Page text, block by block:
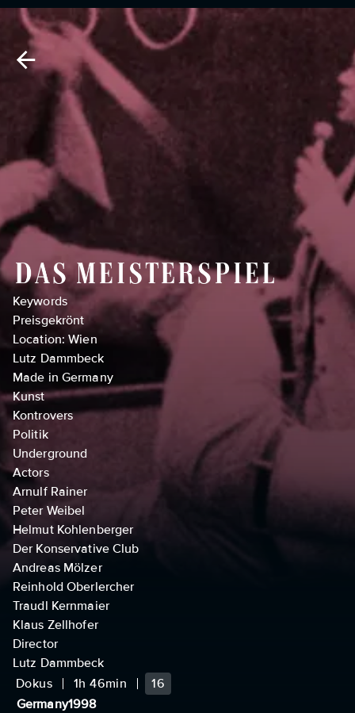
Keywords
Preisgekrönt
Location: Wien
Lutz Dammbeck
Made in Germany
Kunst
Kontrovers
Politik
Underground
Actors
Arnulf Rainer
Peter Weibel
Helmut Kohlenberger
Der Konservative Club
Andreas Mölzer
Reinhold Oberlercher
Traudl Kernmaier
Klaus Zellhofer
Director
Lutz Dammbeck
Dokus
1h 46min
16
Germany1998